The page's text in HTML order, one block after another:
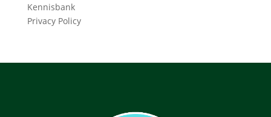
Kennisbank
Privacy Policy